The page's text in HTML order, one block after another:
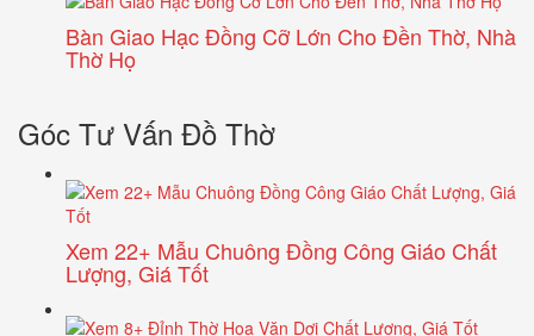
Bàn Giao Hạc Đồng Cỡ Lớn Cho Đền Thờ, Nhà
Thờ Họ
Góc Tư Vấn Đồ Thờ
Xem 22+ Mẫu Chuông Đồng Công Giáo Chất
Lượng, Giá Tốt